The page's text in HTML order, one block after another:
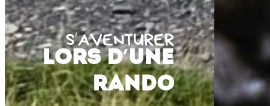
S’AVENTURER
lors d’une
rando